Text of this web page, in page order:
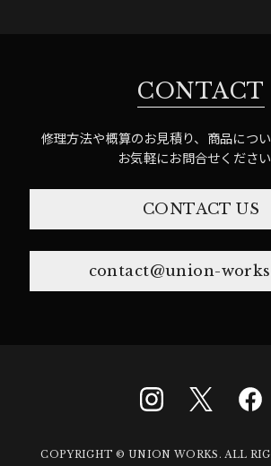
CONTACT
修理方法や概算のお見積り、商品につ
お気軽にお問合せください
CONTACT US
contact@union-
COPYRIGHT © UNION WORKS. ALL